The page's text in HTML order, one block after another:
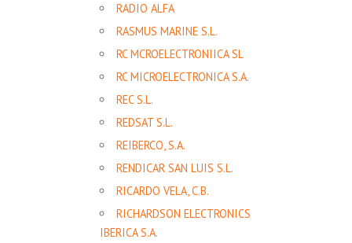
RADIO ALFA
RASMUS MARINE S.L.
RC MCROELECTRONIICA SL
RC MICROELECTRONICA S.A.
REC S.L.
REDSAT S.L.
REIBERCO, S.A.
RENDICAR SAN LUIS S.L.
RICARDO VELA, C.B.
RICHARDSON ELECTRONICS
IBERICA S.A.